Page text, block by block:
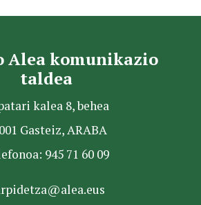
Alea komunikazio
taldea
kalea 8, behea
Gasteiz, ARABA
945 71 60 09